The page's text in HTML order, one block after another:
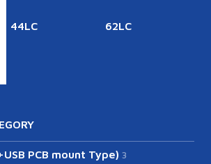
44LC 62LC
PCB mount Type) 3